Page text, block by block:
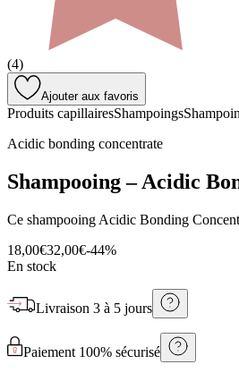
(4)
Ajouter aux favoris
Produits capillairesShampoings
Acidic bonding concentrate
Shampooing – Acidic
Ce shampooing Acidic Bonding
18,00€32,00€-44%
En stock
Livraison 3 à 5 jours
Paiement 100% sécurisé